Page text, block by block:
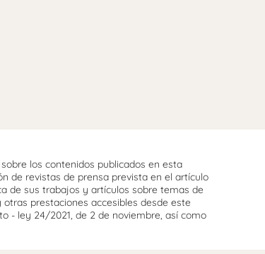
los contenidos publicados en esta
de revistas de prensa prevista en el artículo
de sus trabajos y artículos sobre temas de
prestaciones accesibles desde este
- ley 24/2021, de 2 de noviembre, así como